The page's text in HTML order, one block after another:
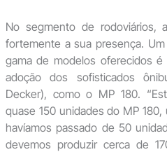
No segmento de rodoviários,
fortemente a sua presença.
gama de modelos oferecidos
adoção dos sofisticados
Decker), como o MP 180.
quase 150 unidades do MP
havíamos passado de 50
devemos produzir cerca de